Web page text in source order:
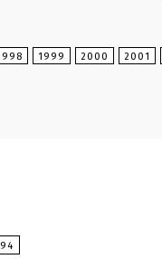
1999 2000 2001